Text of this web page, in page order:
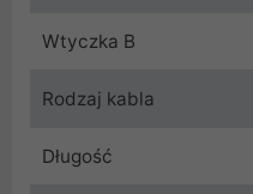
Wtyczka B
Rodzaj kabla
Długość